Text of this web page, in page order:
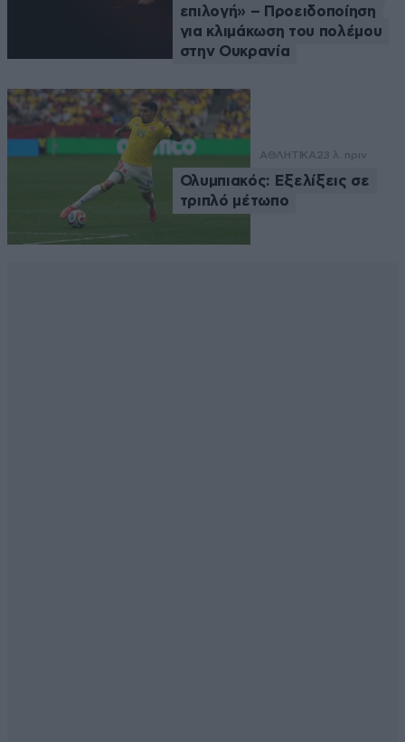
επιλογή» – Προειδοποίηση
για κλιμάκωση του πολέμου
στην Ουκρανία
ΑΘΛΗΤΙΚΑ23 λ. πριν
Ολυμπιακός: Εξελίξεις σε
τριπλό μέτωπο